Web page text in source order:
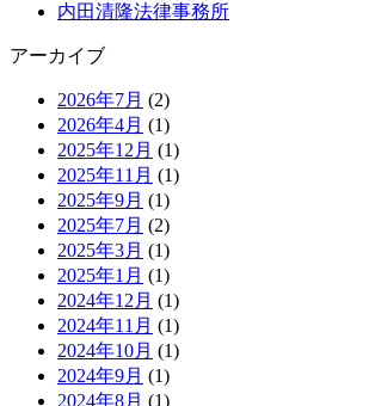
内田清隆法律事務所
アーカイブ
2026年7月 (2)
2026年4月 (1)
2025年12月 (1)
2025年11月 (1)
2025年9月 (1)
2025年7月 (2)
2025年3月 (1)
2025年1月 (1)
2024年12月 (1)
2024年11月 (1)
2024年10月 (1)
2024年9月 (1)
2024年8月 (1)